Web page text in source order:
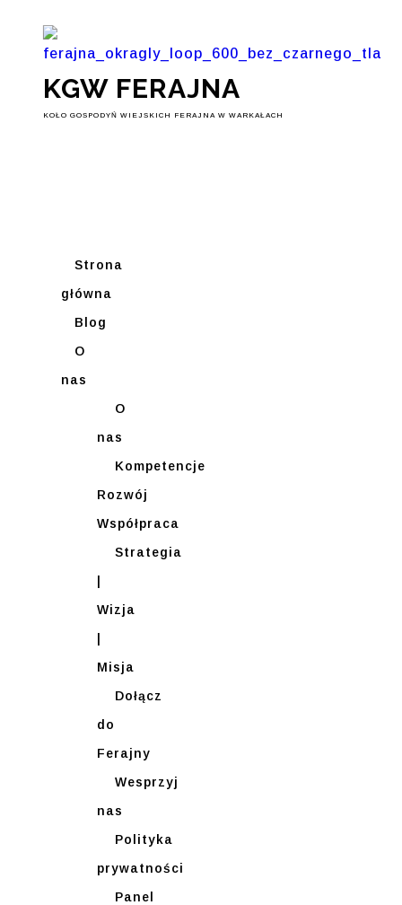
KGW FERAJNA
KOŁO GOSPODYŃ WIEJSKICH FERAJNA W WARKAŁACH
Strona
główna
Blog
O
nas
O
nas
Kompetencje
Rozwój
Współpraca
Strategia
Wizja
Misja
Dołącz
do
Ferajny
Wesprzyj
nas
Polityka
prywatności
Panel